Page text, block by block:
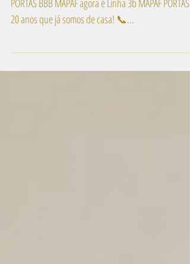
Não basta ser líder. Precisa atualizar-se. A LINHA DE
PORTAS BBB MAPAF agora é Linha 3b MAPAF PORTAS